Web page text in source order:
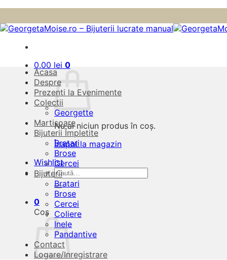
to
content
0,00 lei 0
Nu ai niciun produs în coș.
Înapoi la magazin
Wishlist
Caută
după:
0
Coș
Acasa
Despre
Prezenti la Evenimente
Colectii
Georgette
Martisoare
Bijuterii Împletite
Bratari
Brose
Cercei
Bijuterii
Bratari
Brose
Cercei
Coliere
Inele
Pandantive
Contact
Logare/Inregistrare